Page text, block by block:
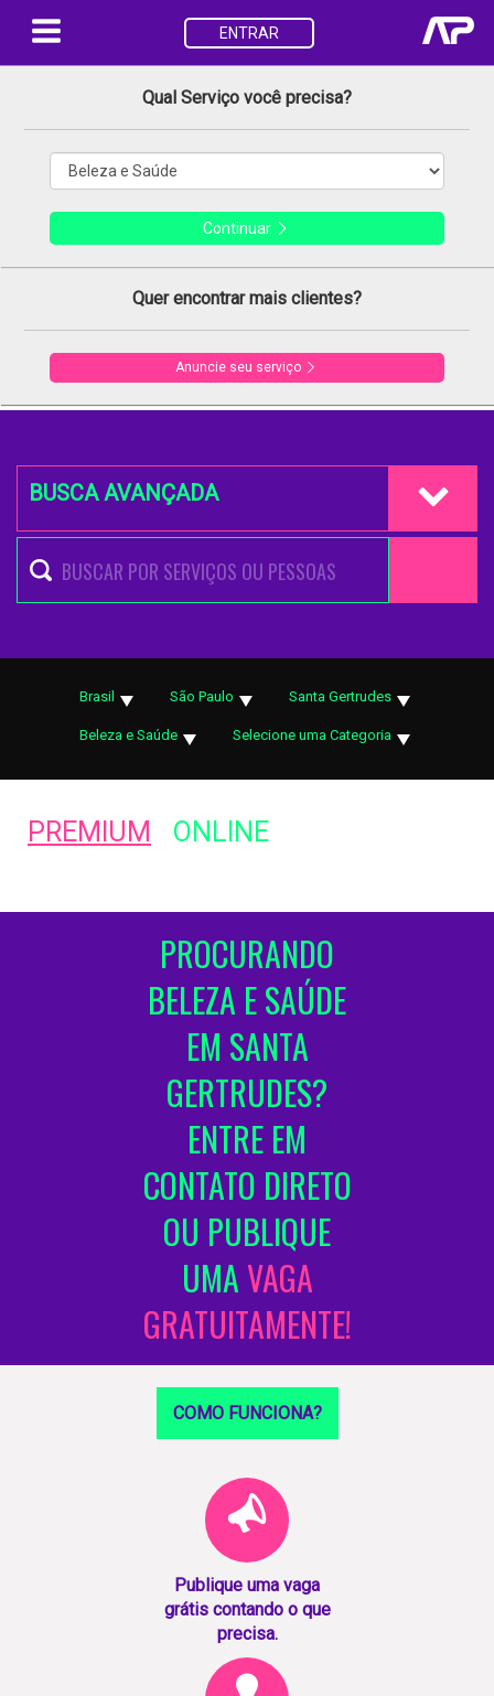
ENTRAR
Qual Serviço você precisa?
Continuar
Quer encontrar mais clientes?
Anuncie seu serviço
BUSCA AVANÇADA
Brasil São Paulo Santa Gertrudes
Beleza e Saúde Selecione uma Categoria
PREMIUM ONLINE
PROCURANDO
BELEZA E SAÚDE
EM SANTA
GERTRUDES?
ENTRE EM
CONTATO DIRETO
OU PUBLIQUE
UMAVAGA
GRATUITAMENTE!
COMO FUNCIONA?
Publique uma vaga
grátis contando o que
precisa.